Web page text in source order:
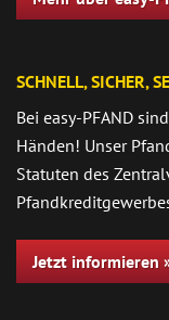
SCHNELL, SICHER,
Bei easy-PFAND
Händen! Unser
Statuten des
Jetzt informieren